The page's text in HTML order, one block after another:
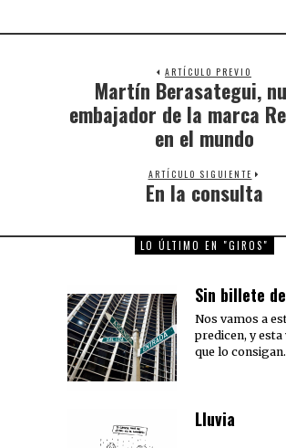
ARTÍCULO PREVIO
Previous
post:
Martín Berasategui,
embajador de la marca
en el mundo
ARTÍCULO SIGUIENTE
Next
En la consulta
LO ÚLTIMO EN "GIROS"
Sin billete
Nos vamos a
predicen, y esta
que lo consigan.
Lluvia